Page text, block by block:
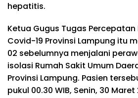
hepatitis.
Ketua Gugus Tugas
Covid-19 Provinsi Lampung itu
02 sebelumnya menjalani
isolasi Rumah Sakit Umum
Provinsi Lampung. Pasien
pukul 00.30 WIB, Senin, 30 Maret